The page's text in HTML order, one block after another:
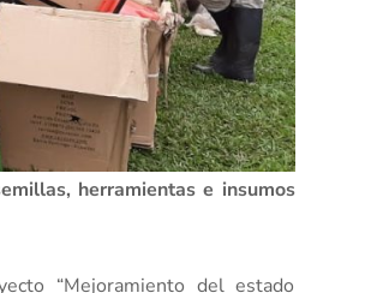
herramientas e insumos
“Mejoramiento del estado